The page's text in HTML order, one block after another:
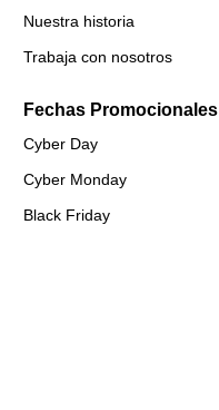
Nuestra historia
Trabaja con nosotros
Fechas Promocionales
Cyber Day
Cyber Monday
Black Friday